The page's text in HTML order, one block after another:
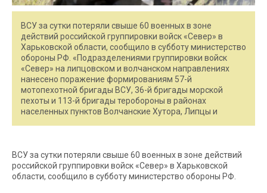
ВСУ за сутки потеряли свыше 60 военных в зоне
действий российской группировки войск «Север» в
Харьковской области, сообщило в субботу министерство
обороны РФ. «Подразделениями группировки войск
«Север» на липцовском и волчанском направлениях
нанесено поражение формированиям 57-й
мотопехотной бригады ВСУ, 36-й бригады морской
пехоты и 113-й бригады теробороны в районах
населенных пунктов Волчанские Хутора, Липцы и
ВСУ за сутки потеряли свыше 60 военных в зоне действий
российской группировки войск «Север» в Харьковской
области, сообщило в субботу министерство обороны РФ.